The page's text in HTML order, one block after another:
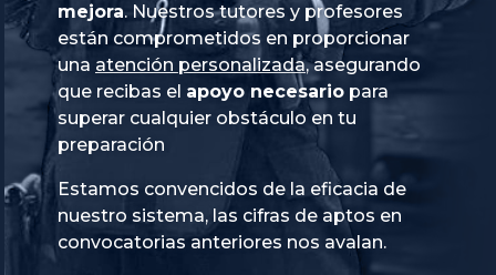
mejora. Nuestros tutores y profesores
están comprometidos en proporcionar
una atención personalizada, asegurando
que recibas el apoyo necesario para
superar cualquier obstáculo en tu
preparación
Estamos convencidos de la eficacia de
nuestro sistema, las cifras de aptos en
convocatorias anteriores nos avalan.